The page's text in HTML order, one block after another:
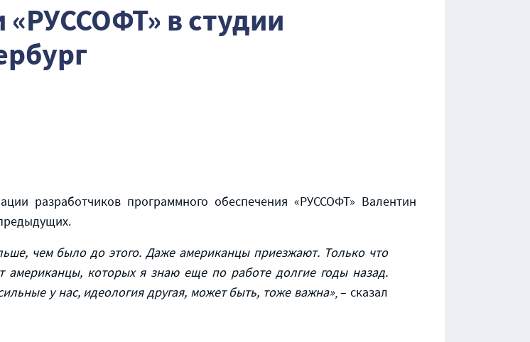
в студии
разработчиков программного обеспечения «РУССОФТ» Валентин
чем было до этого. Даже американцы приезжают. Только что
которых я знаю еще по работе долгие годы назад.
у нас, идеология другая, может быть, тоже важна», – сказал